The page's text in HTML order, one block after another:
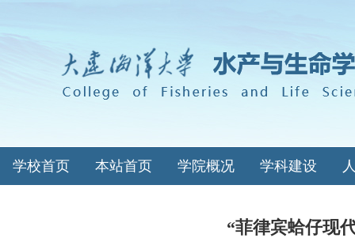
学校首页 本站首页 学院概况 学科建设
“菲律宾蛤仔现